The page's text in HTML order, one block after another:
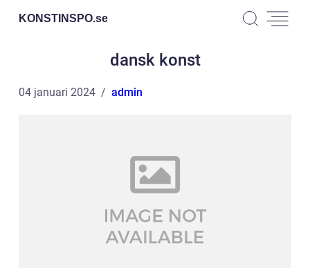
KONSTINSPO.se
dansk konst
04 januari 2024 admin